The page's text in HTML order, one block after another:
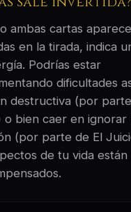
ambas cartas
en la tirada, indica
Podrías estar
dificultades
destructiva (por
o bien caer en ignorar
(por parte de El
de tu vida están